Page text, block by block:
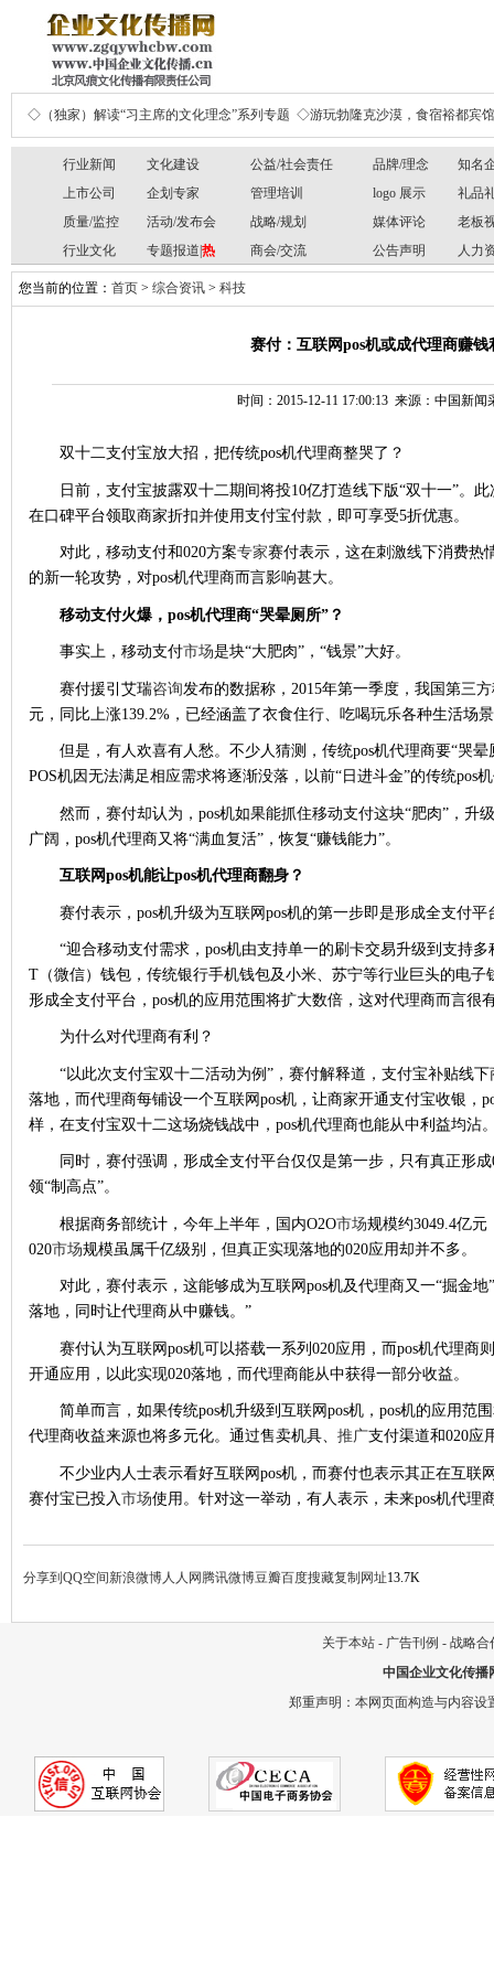
◇（独家）解读“习主席的文化理念”系列专题 ◇游玩勃隆克沙漠，食宿裕都宾馆
行业新闻 文化建设 公益/社会责任 品牌/理念
知名
上市公司
企划专家 管理培训 logo 展示
礼品
质量/监控
活动/发布会 战略/规划 媒体评论
老板
行业文化
专题报道| 热 商会/交流 公告声明 人力
您当前的位置： 首页 > 综合资讯 > 科技
赛付：互联网pos机或成代理商赚钱
时间：2015-12-11 17:00:13 来源：中国新
双十二支付宝放大招，把传统pos机代理商整哭了？
日前，支付宝披露双十二期间将投10亿打造线下版“双十一”。
在口碑平台领取商家折扣并使用支付宝付款，即可享受5折优惠。
对此，移动支付和020方案专家赛付表示，这在刺激线下消费热
的新一轮攻势，对pos机代理商而言影响甚大。
移动支付火爆，pos机代理商“哭晕厕所”？
事实上，移动支付市场是块“大肥肉”，“钱景”大好。
赛付援引艾瑞咨询发布的数据称，2015年第一季度，我国第三
元，同比上涨139.2%，已经涵盖了衣食住行、吃喝玩乐各种生活场
但是，有人欢喜有人愁。不少人猜测，传统pos机代理商要“哭
POS机因无法满足相应需求将逐渐没落，以前“日进斗金”的传统pos
然而，赛付却认为，pos机如果能抓住移动支付这块“肥肉”，升
广阔，pos机代理商又将“满血复活”，恢复“赚钱能力”。
互联网pos机能让pos机代理商翻身？
赛付表示，pos机升级为互联网pos机的第一步即是形成全支付平
“迎合移动支付需求，pos机由支持单一的刷卡交易升级到支持
T（微信）钱包，传统银行手机钱包及小米、苏宁等行业巨头的电子
形成全支付平台，pos机的应用范围将扩大数倍，这对代理商而言很
为什么对代理商有利？
“以此次支付宝双十二活动为例”，赛付解释道，支付宝补贴线
落地，而代理商每铺设一个互联网pos机，让商家开通支付宝收银，
样，在支付宝双十二这场烧钱战中，pos机代理商也能从中利益均沾
同时，赛付强调，形成全支付平台仅仅是第一步，只有真正形
领“制高点”。
根据商务部统计，今年上半年，国内O2O市场规模约3049.4亿
020市场规模虽属千亿级别，但真正实现落地的020应用却并不多。
对此，赛付表示，这能够成为互联网pos机及代理商又一“掘金
落地，同时让代理商从中赚钱。”
赛付认为互联网pos机可以搭载一系列020应用，而pos机代理商
开通应用，以此实现020落地，而代理商能从中获得一部分收益。
简单而言，如果传统pos机升级到互联网pos机，pos机的应用范
代理商收益来源也将多元化。通过售卖机具、 推广支付渠道和020应
不少业内人士表示看好互联网pos机，而赛付也表示其正在互联
赛付宝已投入 市场使用。针对这一举动，有人表示，未来pos机代理
分享到 QQ空间新浪微博人人网 腾讯微博豆瓣百度搜藏复制网址13.7K
关于本站 - 广告刊例 - 战略合
中国企业文化传播
郑重声明：本网页面构造与内容